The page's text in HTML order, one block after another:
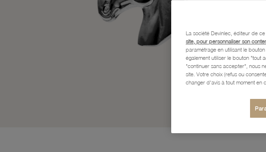
La société Devinlec, éditeur de ce
site, pour personnaliser son
paramétrage en utilisant le
également utiliser le bouton "tout
"continuer sans accepter", nous
site. Votre choix (refus ou
changer d'avis à tout moment en